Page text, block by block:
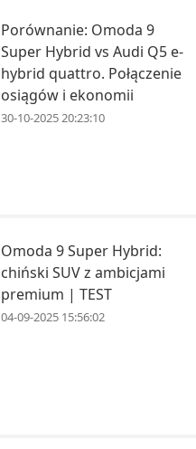
Porównanie: Omoda 9
Super Hybrid vs Audi Q5 e-
hybrid quattro. Połączenie
osiągów i ekonomii
30-10-2025 20:23:10
Omoda 9 Super Hybrid:
chiński SUV z ambicjami
premium | TEST
04-09-2025 15:56:02